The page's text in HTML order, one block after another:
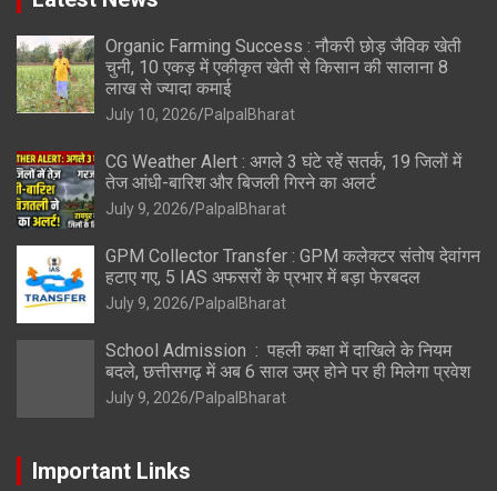
Organic Farming Success : नौकरी छोड़ जैविक खेती
चुनी, 10 एकड़ में एकीकृत खेती से किसान की सालाना 8
लाख से ज्यादा कमाई
July 10, 2026 PalpalBharat
CG Weather Alert : अगले 3 घंटे रहें सतर्क, 19 जिलों में
तेज आंधी-बारिश और बिजली गिरने का अलर्ट
July 9, 2026 PalpalBharat
GPM Collector Transfer : GPM कलेक्टर संतोष देवांगन
हटाए गए, 5 IAS अफसरों के प्रभार में बड़ा फेरबदल
July 9, 2026 PalpalBharat
School Admission : पहली कक्षा में दाखिले के नियम
बदले, छत्तीसगढ़ में अब 6 साल उम्र होने पर ही मिलेगा प्रवेश
July 9, 2026 PalpalBharat
Important Links